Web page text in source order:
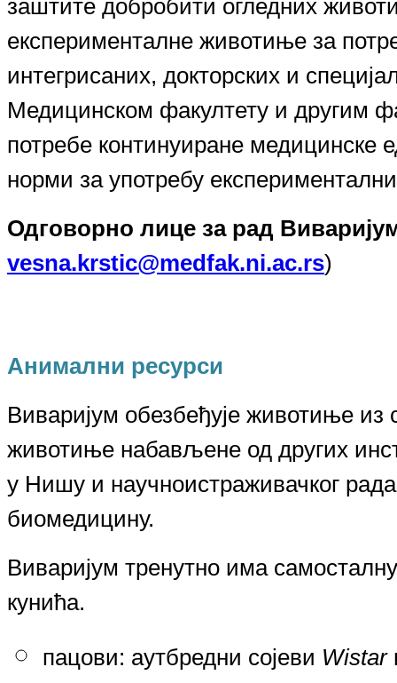
заштите добробити огледних
експерименталне животиње за
интегрисаних, докторских и
Медицинском факултету и другим
потребе континуиране медицинске
норми за употребу
Одговорно лице за рад
vesna.krstic@medfak.ni.ac.rs)
Анимални ресурси
Виваријум обезбеђује животиње из
животиње набављене од других
у Нишу и научноистраживачког
биомедицину.
Виваријум тренутно има
кунића.
пацови: аутбредни сојеви Wistar